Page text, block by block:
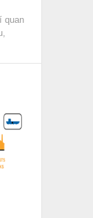
quan